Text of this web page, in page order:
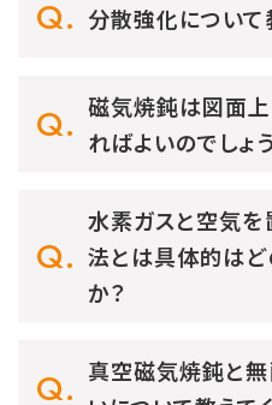
分散強化について
磁気焼鈍は図面
ればよいのでしょ
水素ガスと空気を
法とは具体的はど
か？
真空磁気焼鈍と